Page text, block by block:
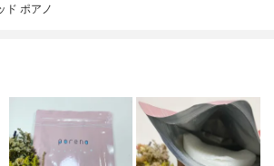
ド ポアノ